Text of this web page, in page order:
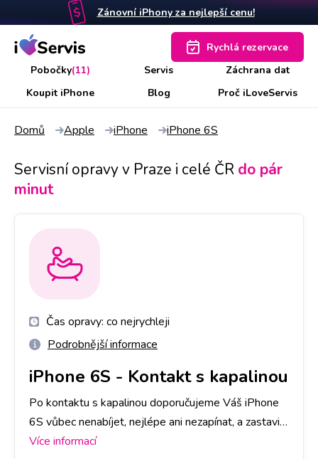
Zánovní iPhony za nejlepší cenu!
Pobočky(11) Servis
Záchrana dat
Koupit iPhone
Blog Proč iLoveServis
Rychlá rezervace
Domů Apple iPhone iPhone 6S
Servisní opravy v Praze i celé ČR do pár
minut
Čas opravy: co nejrychleji
Podrobnější informace
iPhone 6S - Kontakt s kapalinou
Po kontaktu s kapalinou doporučujeme Váš iPhone
6S vůbec nenabíjet, nejlépe ani nezapínat, a zastavit
se na kterékoliv naší pobočce co nejdříve to bude
Více informací